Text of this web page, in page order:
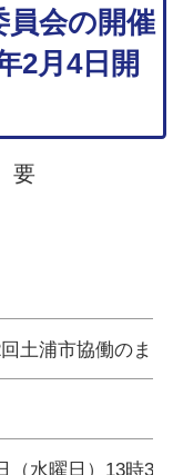
会の開催
2月4日開
土浦市協働のま
（水曜日）13時30